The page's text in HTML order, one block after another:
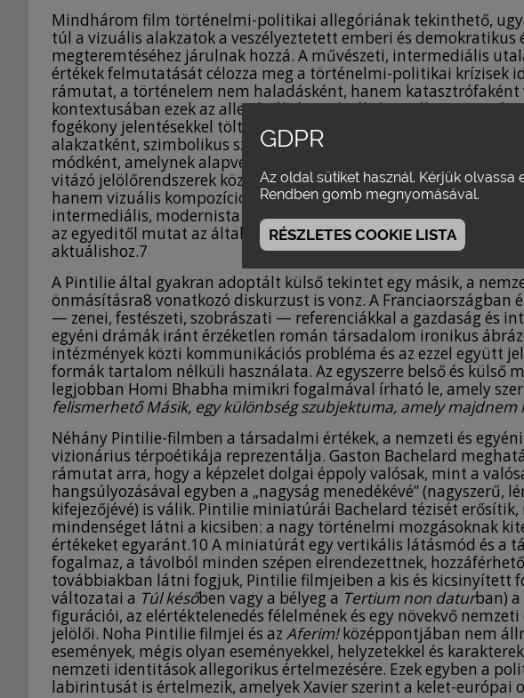
Mindhárom film történelmi-politikai allegóriának tekinthető,
túl a vizuális alakzatok a veszélyeztetett emberi és
megteremtéséhez járulnak hozzá. A művészeti, intermediális
értékek felmutatását célozza meg a történelmi-politikai krízisek
rámutat, a történelem nem haladásként, hanem
kontextusában ezek az allegóriák új, az értékek tünékeny
fogékony jelentésekkel töltődnek fel.6 Benjamin nyomán Xavier
alakzatként, szimbolikus szereplőkkel, eseményekkel operáló
módként, amelynek alapvető funkciója a speciális
vitázó jelölőrendszerek közti mediáció. A film esetében sem
hanem vizuális kompozíciókban is megnyilvánul, gyakran a régi
intermediális, modernista dialógusaként. A szimbolikus
az egyeditől mutat az általános felé, az allegória fordítva, az
aktuálishoz.7
A Pintilie által gyakran adoptált külső tekintet egy másik, a
önmásításra8 vonatkozó diskurzust is vonz. A Franciaországban
— zenei, festészeti, szobrászati — referenciákkal a gazdaság és
egyéni drámák iránt érzéketlen román társadalom ironikus
intézmények közti kommunikációs probléma és az ezzel együtt
formák tartalom nélküli használata. Az egyszerre belső és külső
legjobban Homi Bhabha mimikri fogalmával írható le, amely
felismerhető Másik, egy különbség szubjektuma, amely majdnem
Néhány Pintilie-filmben a társadalmi értékek, a nemzeti és
vizionárius térpoétikája reprezentálja. Gaston Bachelard
rámutat arra, hogy a képzelet dolgai éppoly valósak, mint a
hangsúlyozásával egyben a „nagyság menedékévé” (nagyszerű,
kifejezőjévé) is válik. Pintilie miniatúrái Bachelard tézisét erősítik,
mindenséget látni a kicsiben: a nagy történelmi mozgásoknak
értékeket egyaránt.10 A miniatúrát egy vertikális látásmód és a
fogalmaz, a távolból minden szépen elrendezettnek,
továbbiakban látni fogjuk, Pintilie filmjeiben a kis és kicsinyített
változatai a Túl későben vagy a bélyeg a Tertiumnon daturban)
figurációi, az elértéktelenedés félelmének és egy növekvő
jelölői. Noha Pintilie filmjei és az Aferim!középpontjában nem
események, mégis olyan eseményekkel, helyzetekkel és
nemzeti identitások allegorikus értelmezésére. Ezek egyben a
labirintusát is értelmezik, amelyek Xavier szerint a kelet-európai
GDPR
Az oldal sütiket használ. Kérjük olvassa
Rendben gomb megnyomásával.
RÉSZLETES COOKIE LISTA